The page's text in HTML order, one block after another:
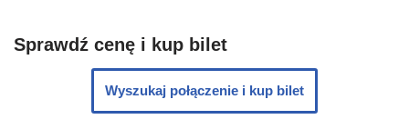
Sprawdź cenę i kup bilet
Wyszukaj połączenie i kup bilet